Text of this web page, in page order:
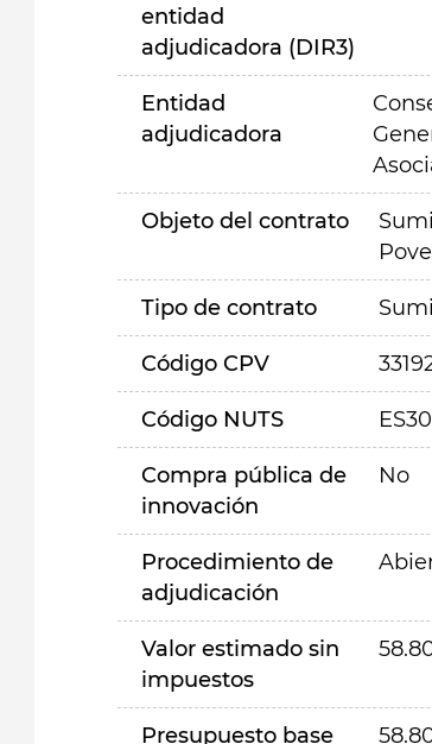
entidad
adjudicadora (DIR3)
Entidad
adjudicadora
Objeto del contrato
Tipo de contrato
Código CPV
Código NUTS
Compra pública de
innovación
No
Procedimiento de
adjudicación
Valor estimado sin
impuestos
Presupuesto base